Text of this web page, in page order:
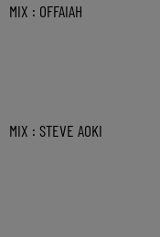
MIX : OFFAIAH
MIX : STEVE AOKI